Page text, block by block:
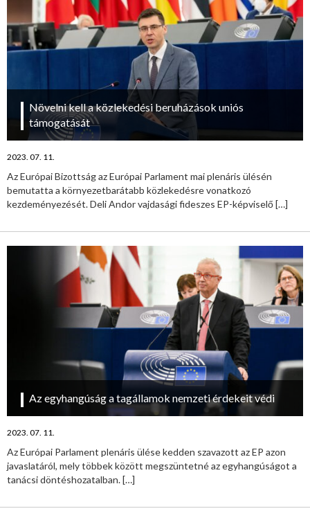
Növelni kell a közlekedési beruházások uniós
támogatását
2023. 07. 11.
Az Európai Bizottság az Európai Parlament mai plenáris ülésén
bemutatta a környezetbarátabb közlekedésre vonatkozó
kezdeményezését. Deli Andor vajdasági fideszes EP-képviselő[…]
Az egyhangúság a tagállamok nemzeti érdekeit védi
2023. 07. 11.
Az Európai Parlament plenáris ülése kedden szavazott az EP azon
javaslatáról, mely többek között megszüntetné az egyhangúságot a
tanácsi döntéshozatalban.[…]